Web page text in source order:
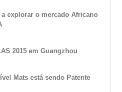
a explorar o mercado Africano
2015 em Guangzhou
Mats está sendo Patente